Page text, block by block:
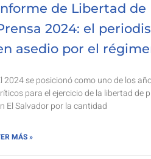
de Libertad de
2024: el
asedio por el
2024 se posicionó como uno de los
para el ejercicio de la libertad de
El Salvador por la cantidad
MÁS »